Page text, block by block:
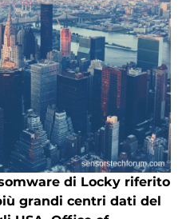
di Locky riferito
grandi centri dati del